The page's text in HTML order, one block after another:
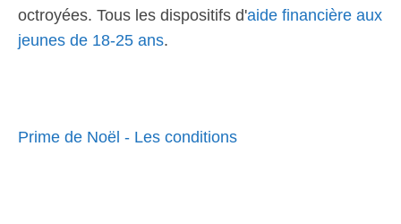
octroyées. Tous les dispositifs d'aide financière aux
jeunes de 18-25 ans.
Prime de Noël - Les conditions